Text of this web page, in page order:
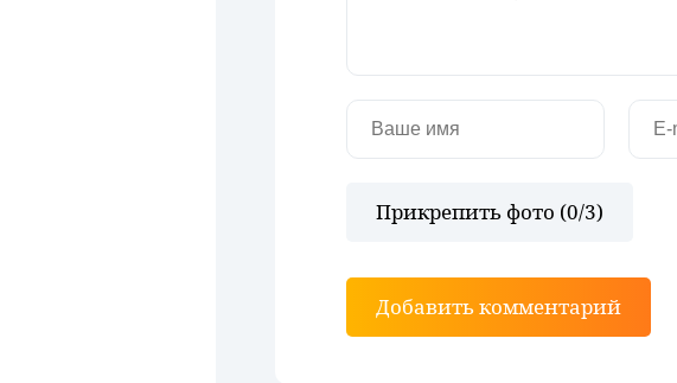
Прикрепить фото (0/3)
Добавить комментарий